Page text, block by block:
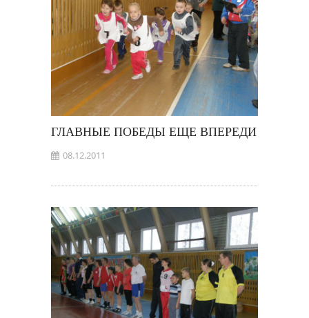
ГЛАВНЫЕ ПОБЕДЫ ЕЩЕ ВПЕРЕДИ
08.12.2011